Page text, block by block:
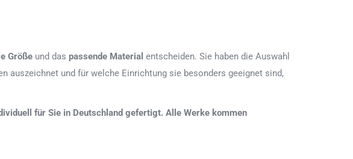
Größe und das passende Material entscheiden. Sie haben die Auswahl
auszeichnet und für welche Einrichtung sie besonders geeignet sind,
für Sie in Deutschland gefertigt. Alle Werke kommen